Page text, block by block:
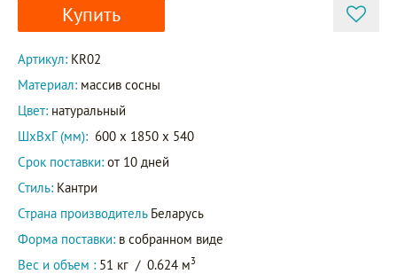
Купить
Артикул: KR02
Материал: массив сосны
Цвет: натуральный
ШxВxГ (мм): 600 x 1850 x 540
Срок поставки: от 10 дней
Стиль: Кантри
Страна производитель Беларусь
Форма поставки: в собранном виде
Вес и объем : 51 кг / 0.624 м3